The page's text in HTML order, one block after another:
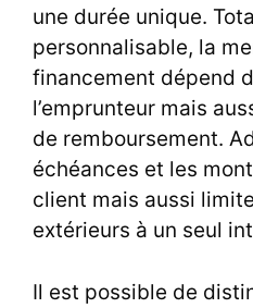
une durée unique.
personnalisable, la
financement dépend
l’emprunteur mais
de remboursement.
échéances et les
client mais aussi
extérieurs à un seul
Il est possible de